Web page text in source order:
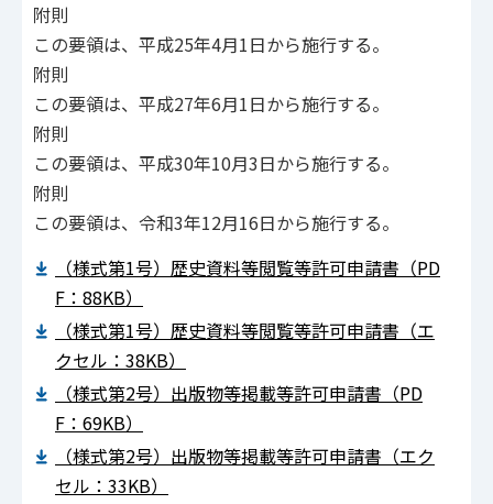
附則
この要領は、平成25年4月1日から施行する。
附則
この要領は、平成27年6月1日から施行する。
附則
この要領は、平成30年10月3日から施行する。
附則
この要領は、令和3年12月16日から施行する。
（様式第1号）歴史資料等閲覧等許可申請書（PD
F：88KB）
（様式第1号）歴史資料等閲覧等許可申請書（エ
クセル：38KB）
（様式第2号）出版物等掲載等許可申請書（PD
F：69KB）
（様式第2号）出版物等掲載等許可申請書（エク
セル：33KB）